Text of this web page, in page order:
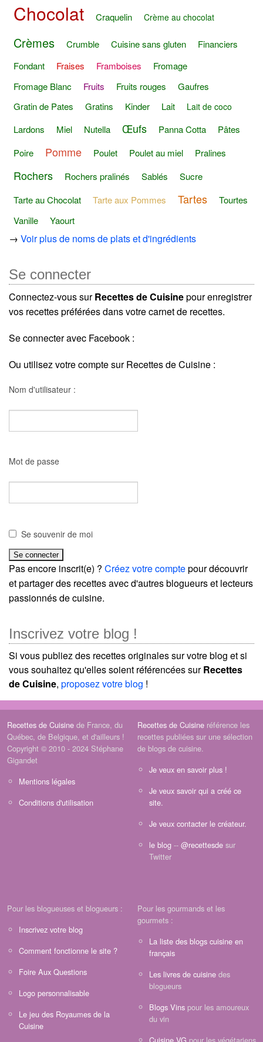
Chocolat Craquelin Crème au chocolat
Crèmes Crumble Cuisine sans gluten
Financiers
Fondant
Fraises Framboises
Fromage
Fromage Blanc
Fruits Fruits rouges
Gaufres
Gratin de Pates
Gratins Kinder Lait Lait de coco
Lardons Miel Nutella Œufs Panna Cotta
Pâtes
Poire
Pomme Poulet Poulet au miel Pralines
Rochers Rochers pralinés Sablés
Sucre
Tarte au Chocolat
Tarte aux Pommes Tartes
Tourtes
Vanille
Yaourt
→ Voir plus de noms de plats et d'ingrédients
Se connecter
Connectez-vous surRecettes de Cuisinepour enregistrer
vos recettes préférées dans votre carnet de recettes.
Se connecter avec Facebook :
Ou utilisez votre compte sur Recettes de Cuisine :
Nom d'utilisateur :
Mot de passe
Se souvenir de moi
Pas encore inscrit(e) ? Créez votre comptepour découvrir
et partager des recettes avec d'autres blogueurs et lecteurs
passionnés de cuisine.
Inscrivez votre blog !
Si vous publiez des recettes originales sur votre blog et si
vous souhaitez qu'elles soient référencées surRecettes
de Cuisine, proposez votre blog !
Recettes de Cuisine de France, du
Québec, de Belgique, et d'ailleurs !
Copyright © 2010 - 2024 Stéphane
Gigandet
Mentions légales
Conditions d'utilisation
Recettes de Cuisine référence les
recettes publiées sur une sélection
de blogs de cuisine.
Je veux en savoir plus !
Je veux savoir qui a créé ce
site.
Je veux contacter le créateur.
le blog -- @recettesde sur
Twitter
Pour les blogueuses et blogueurs :
Inscrivez votre blog
Comment fonctionne le site ?
Foire Aux Questions
Logo personnalisable
Le jeu des Royaumes de la
Cuisine
Pour les gourmands et les
gourmets :
La liste des blogs cuisine en
français
Les livres de cuisine des
blogueurs
Blogs Vins pour les amoureux
du vin